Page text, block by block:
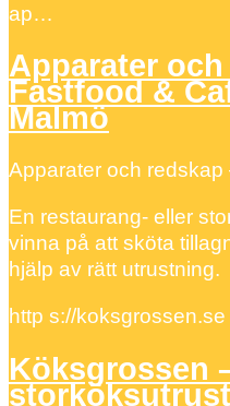
ap…
Apparater
Fastfood &
Malmö
Apparater och redskap
En restaurang- eller
vinna på att sköta
hjälp av rätt utrustning.
http s://koksgrossen.se
Köksgrossen